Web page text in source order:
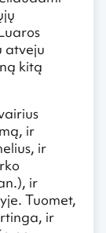
atveju
kitą
ir
ir
ir
Tuomet,
ir